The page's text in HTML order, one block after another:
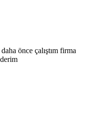
önce çalıştım firma